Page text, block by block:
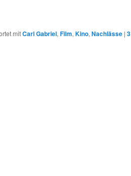
mitCarl Gabriel, Film, Kino, Nachlässe | 3